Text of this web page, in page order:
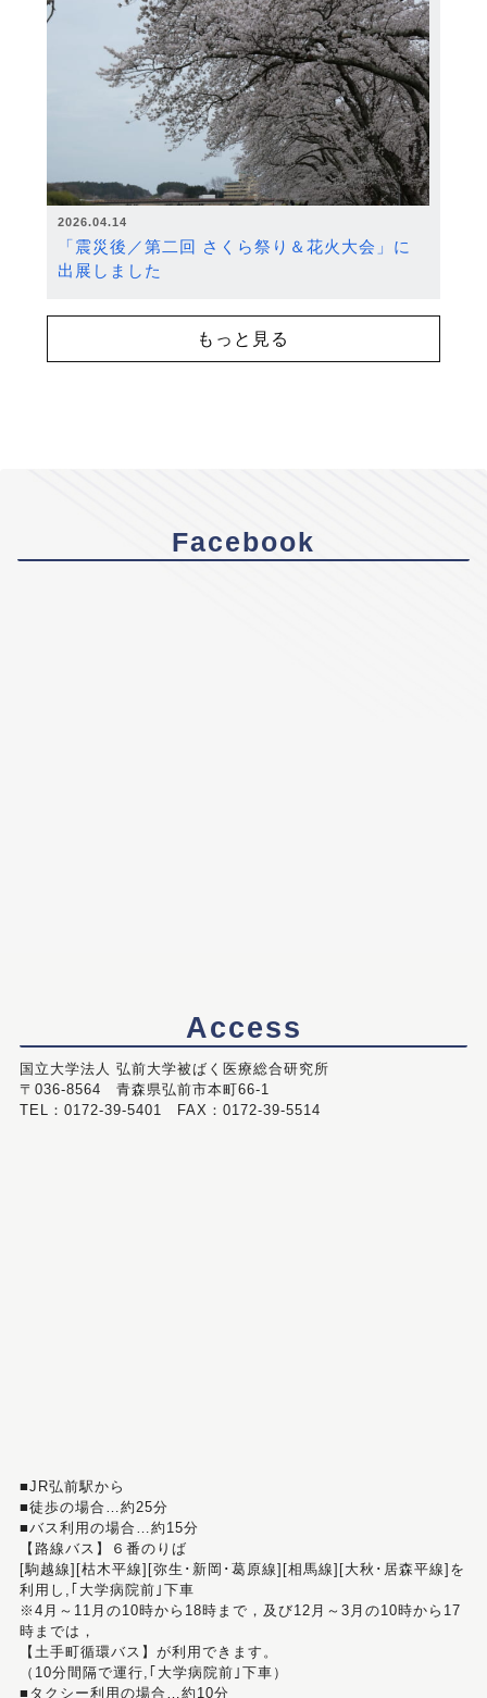
2026.04.14
「震災後／第二回 さくら祭り＆花火大会」に
出展しました
もっと見る
Facebook
Access
国立大学法人 弘前大学被ばく医療総合研究所
〒036-8564 青森県弘前市本町66-1
TEL：0172-39-5401 FAX：0172-39-5514
■JR弘前駅から
■徒歩の場合…約25分
■バス利用の場合…約15分
【路線バス】６番のりば
[駒越線][枯木平線][弥生･新岡･葛原線][相馬線][大秋･居森平線]を
利用し,｢大学病院前｣下車
※4月～11月の10時から18時まで，及び12月～3月の10時から17
時までは，
【土手町循環バス】が利用できます。
（10分間隔で運行,｢大学病院前｣下車）
■タクシー利用の場合…約10分